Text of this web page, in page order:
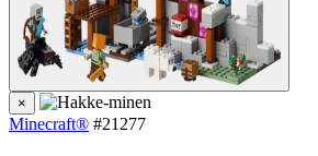
×
Minecraft® #21277